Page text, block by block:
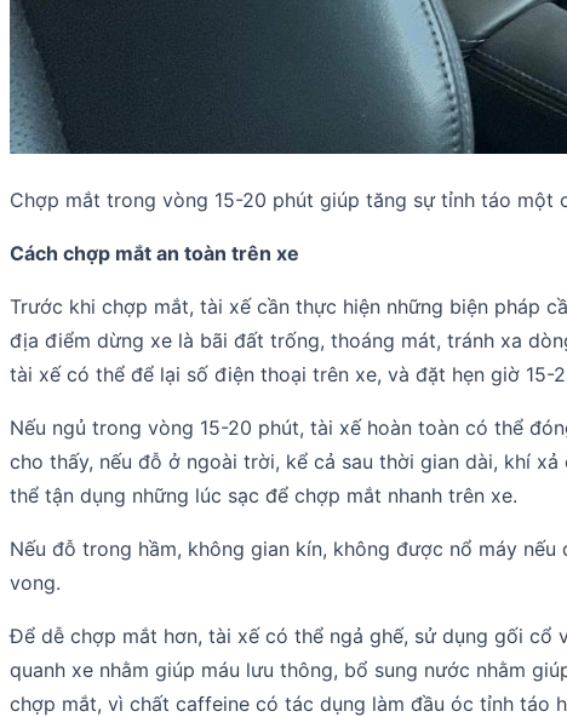
Chợp mắt trong vòng 15-20 phút giúp tăng sự tỉnh táo một
Cách chợp mắt an toàn trên xe
Trước khi chợp mắt, tài xế cần thực hiện những biện pháp
địa điểm dừng xe là bãi đất trống, thoáng mát, tránh xa
tài xế có thể để lại số điện thoại trên xe, và đặt hẹn giờ
Nếu ngủ trong vòng 15-20 phút, tài xế hoàn toàn có thể
cho thấy, nếu đỗ ở ngoài trời, kể cả sau thời gian dài, khí
thể tận dụng những lúc sạc để chợp mắt nhanh trên xe.
Nếu đỗ trong hầm, không gian kín, không được nổ máy
vong.
Để dễ chợp mắt hơn, tài xế có thể ngả ghế, sử dụng gối cổ
quanh xe nhằm giúp máu lưu thông, bổ sung nước nhằm
chợp mắt, vì chất caffeine có tác dụng làm đầu óc tỉnh táo